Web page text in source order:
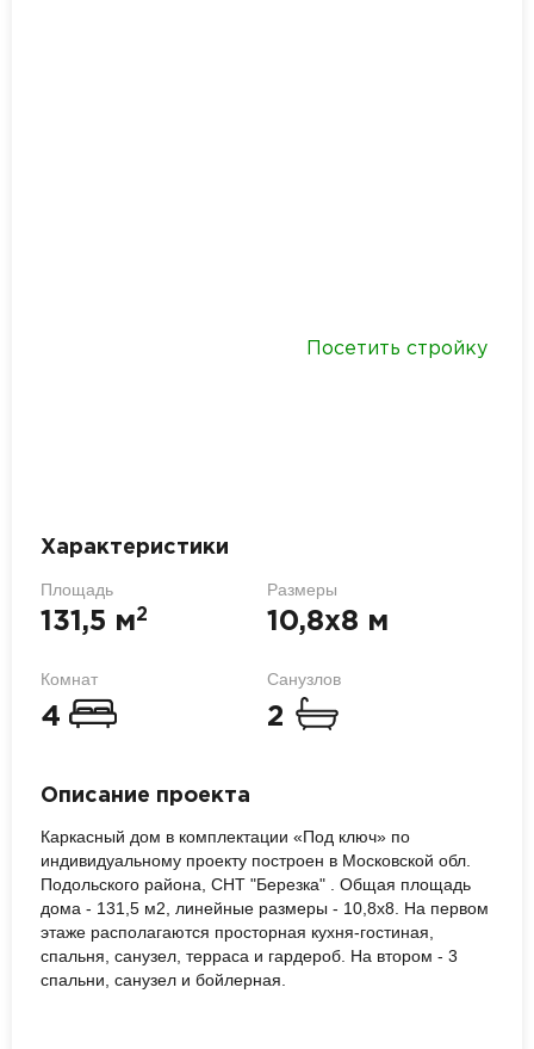
Посетить стройку
Характеристики
Площадь
131,5 м2
Размеры
10,8х8 м
Комнат
4
Санузлов
2
Описание проекта
Каркасный дом в комплектации «Под ключ» по
индивидуальному проекту построен в Московской обл.
Подольского района, СНТ "Березка" . Общая площадь
дома - 131,5 м2, линейные размеры - 10,8х8. На первом
этаже располагаются просторная кухня-гостиная,
спальня, санузел, терраса и гардероб. На втором - 3
спальни, санузел и бойлерная.